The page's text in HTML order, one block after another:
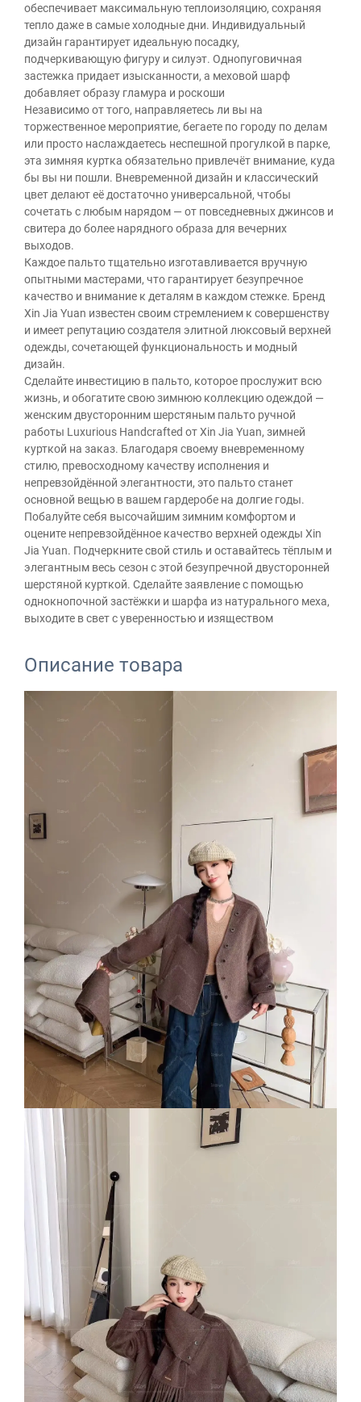
обеспечивает максимальную теплоизоляцию, сохраняя
тепло даже в самые холодные дни. Индивидуальный
дизайн гарантирует идеальную посадку,
подчеркивающую фигуру и силуэт. Однопуговичная
застежка придает изысканности, а меховой шарф
добавляет образу гламура и роскоши
Независимо от того, направляетесь ли вы на
торжественное мероприятие, бегаете по городу по делам
или просто наслаждаетесь неспешной прогулкой в парке,
эта зимняя куртка обязательно привлечёт внимание, куда
бы вы ни пошли. Вневременной дизайн и классический
цвет делают её достаточно универсальной, чтобы
сочетать с любым нарядом — от повседневных джинсов и
свитера до более нарядного образа для вечерних
выходов.
Каждое пальто тщательно изготавливается вручную
опытными мастерами, что гарантирует безупречное
качество и внимание к деталям в каждом стежке. Бренд
Xin Jia Yuan известен своим стремлением к совершенству
и имеет репутацию создателя элитной люксовый верхней
одежды, сочетающей функциональность и модный
дизайн.
Сделайте инвестицию в пальто, которое прослужит всю
жизнь, и обогатите свою зимнюю коллекцию одеждой —
женским двусторонним шерстяным пальто ручной
работы Luxurious Handcrafted от Xin Jia Yuan, зимней
курткой на заказ. Благодаря своему вневременному
стилю, превосходному качеству исполнения и
непревзойдённой элегантности, это пальто станет
основной вещью в вашем гардеробе на долгие годы.
Побалуйте себя высочайшим зимним комфортом и
оцените непревзойдённое качество верхней одежды Xin
Jia Yuan. Подчеркните свой стиль и оставайтесь тёплым и
элегантным весь сезон с этой безупречной двусторонней
шерстяной курткой. Сделайте заявление с помощью
однокнопочной застёжки и шарфа из натурального меха,
выходите в свет с уверенностью и изяществом
Описание товара